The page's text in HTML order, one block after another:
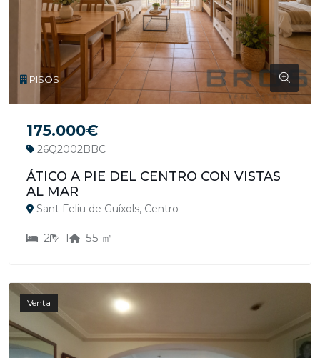
PISOS
175.000€
26Q2002BBC
ÁTICO A PIE DEL CENTRO CON VISTAS
AL MAR
Sant Feliu de Guíxols, Centro
2 1 55 ㎡
Venta